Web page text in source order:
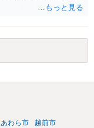
あわら市
越前市